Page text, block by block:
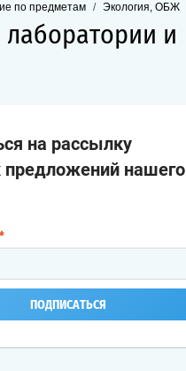
по предметам / Экология, ОБЖ
и
на рассылку
нашего
*
ПОДПИСАТЬСЯ